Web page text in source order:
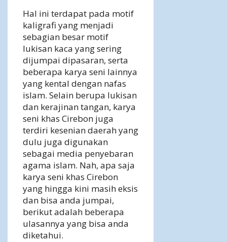
Hal ini terdapat pada motif
kaligrafi yang menjadi
sebagian besar motif
lukisan kaca yang sering
dijumpai dipasaran, serta
beberapa karya seni lainnya
yang kental dengan nafas
islam. Selain berupa lukisan
dan kerajinan tangan, karya
seni khas Cirebon juga
terdiri kesenian daerah yang
dulu juga digunakan
sebagai media penyebaran
agama islam. Nah, apa saja
karya seni khas Cirebon
yang hingga kini masih eksis
dan bisa anda jumpai,
berikut adalah beberapa
ulasannya yang bisa anda
diketahui.